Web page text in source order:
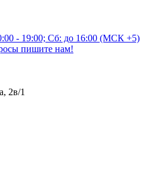
- 19:00; Сб: до 16:00 (МСК +5)
пишите нам!
2в/1